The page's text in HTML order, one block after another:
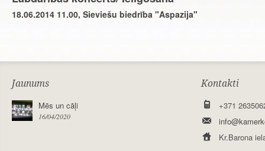
18.06.2014 11.00, Sieviešu biedrība "Aspazija"
Jaunums
Mēs un cāļi
16/04/2020
Kontakti
+371
Kr.Barona